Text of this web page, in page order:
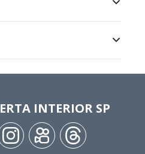
INTERIOR SP